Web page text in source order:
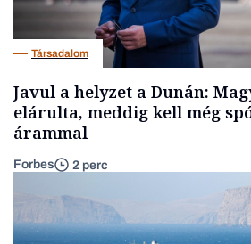
Társadalom
Javul a helyzet a Dunán:
elárulta, meddig kell még
árammal
Forbes 2 perc